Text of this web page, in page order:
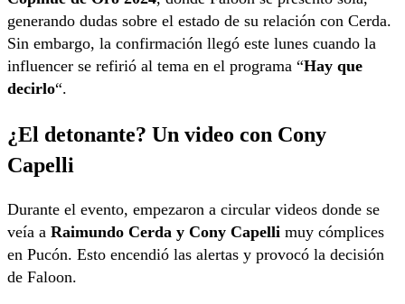
generando dudas sobre el estado de su relación con Cerda.
Sin embargo, la confirmación llegó este lunes cuando la
influencer se refirió al tema en el programa “Hay que
decirlo“.
¿El detonante? Un video con Cony
Capelli
Durante el evento, empezaron a circular videos donde se
veía a Raimundo Cerda y Cony Capelli muy cómplices
en Pucón. Esto encendió las alertas y provocó la decisión
de Faloon.